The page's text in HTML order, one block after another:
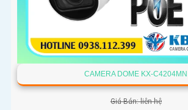
CAMERA DOME KX-C4204MN
Giá Bán: liên hệ